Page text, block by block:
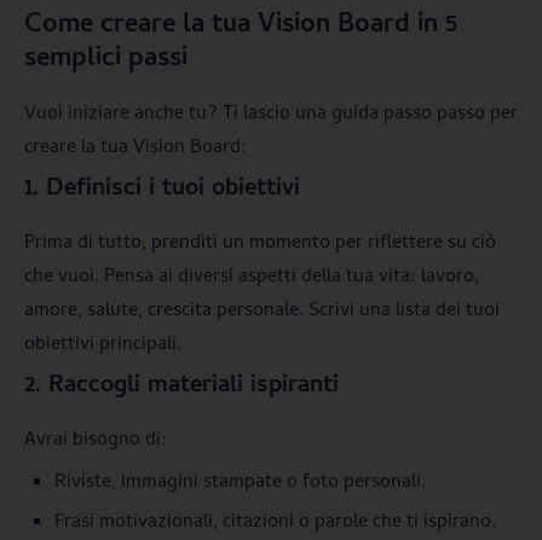
Come creare la tua Vision Board in 5
semplici passi
Vuoi iniziare anche tu? Ti lascio una guida passo passo per
creare la tua Vision Board:
1. Definisci i tuoi obiettivi
Prima di tutto, prenditi un momento per riflettere su ciò
che vuoi. Pensa ai diversi aspetti della tua vita: lavoro,
amore, salute, crescita personale. Scrivi una lista dei tuoi
obiettivi principali.
2. Raccogli materiali ispiranti
Avrai bisogno di:
Riviste, immagini stampate o foto personali.
Frasi motivazionali, citazioni o parole che ti ispirano.